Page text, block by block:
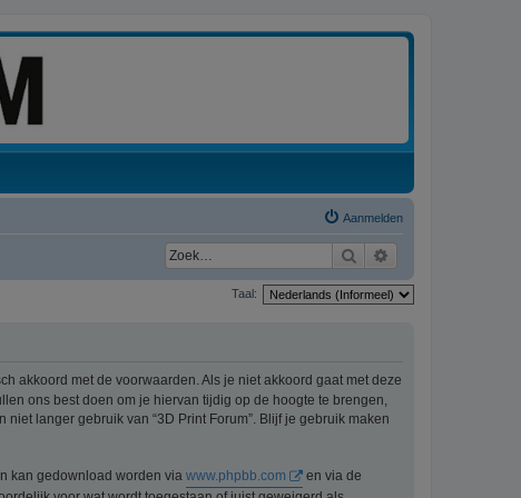
Aanmelden
Zoek
Taal:
akkoord met de voorwaarden. Als je niet akkoord gaat met deze
ons best doen om je hiervan tijdig op de hoogte te brengen,
langer gebruik van “3D Print Forum”. Blijf je gebruik maken
kan gedownload worden via www.phpbb.com
en via de